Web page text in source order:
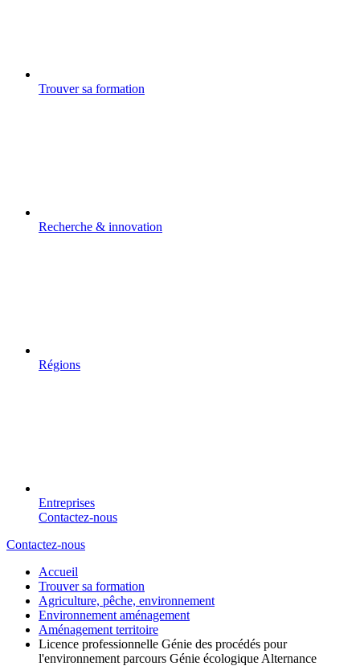
Trouver sa formation
Recherche & innovation
Régions
Entreprises
Contactez-nous
Contactez-nous
Accueil
Trouver sa formation
Agriculture, pêche, environnement
Environnement aménagement
Aménagement territoire
Licence professionnelle Génie des procédés pour
l'environnement parcours Génie écologique Alternance